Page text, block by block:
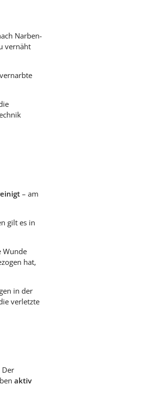
Narben-
vernäht
– am
gilt es in
Wunde
hat,
in der
verletzte
aktiv